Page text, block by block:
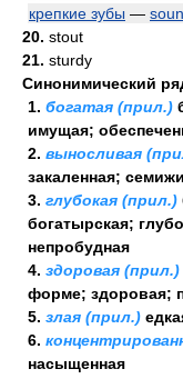
крепкие зубы —
20. stout
21. sturdy
Синонимический
1. богатая (прил.)
имущая;
2. выносливая
закаленная;
3. глубокая (прил.)
богатырская;
непробудная
4. здоровая (прил.)
форме; здоровая;
5. злая (прил.)
6.
насыщенная